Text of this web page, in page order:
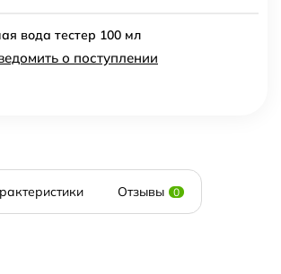
вода тестер 100 мл
о поступлении
Отзывы 0